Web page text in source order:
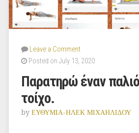
Leave a Comment
Posted on July 13, 2020
Παρατηρώ έναν
τοίχο.
by ΕΥΘΥΜΙΑ-ΗΛΕΚ ΜΙΧΑΗΛΙΔΟΥ